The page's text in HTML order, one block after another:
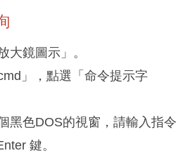
鏡圖示」。
」，點選「命令提示字
色DOS的視窗，請輸入指令
鍵。